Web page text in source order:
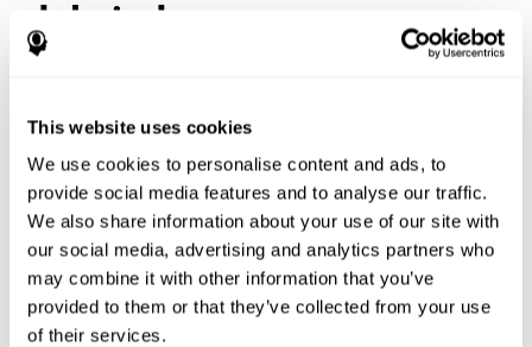
This website uses cookies
We use cookies to personalise content and ads, to
provide social media features and to analyse our traffic.
We also share information about your use of our site with
our social media, advertising and analytics partners who
may combine it with other information that you’ve
provided to them or that they’ve collected from your use
of their services.
del ajedrez
jugadores no están aislados; son parte de una red global
introduce una dimensión social en el juego, permitiendo
a los jugadores aprender unos de otros, compartir
estrategias e incluso participar en competiciones
amistosas. La capacidad de la plataforma para conectar
a jugadores de diferentes niveles de habilidad y
ubicaciones geográficas es un testimonio del atractivo
universal del ajedrez y el poder unificador de la
tecnología.